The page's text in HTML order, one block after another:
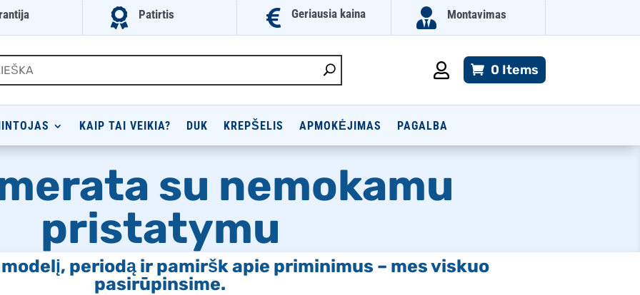
 Patirtis  Geriausia kaina  Montavimas
 0 Items
KAIP TAI VEIKIA? DUK KREPŠELIS APMOKĖJIMAS PAGALBA
su nemokamu
pristatymu
periodą ir pamiršk apie priminimus – mes viskuo
pasirūpinsime.